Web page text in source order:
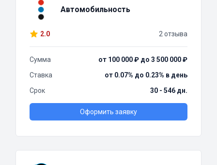
Автомобильность
2.0 2 отзыва
Сумма
от 100 000 ₽ до 3 500 000 ₽
Ставка
от 0.07% до 0.23% в день
Срок
30 - 546 дн.
Оформить заявку